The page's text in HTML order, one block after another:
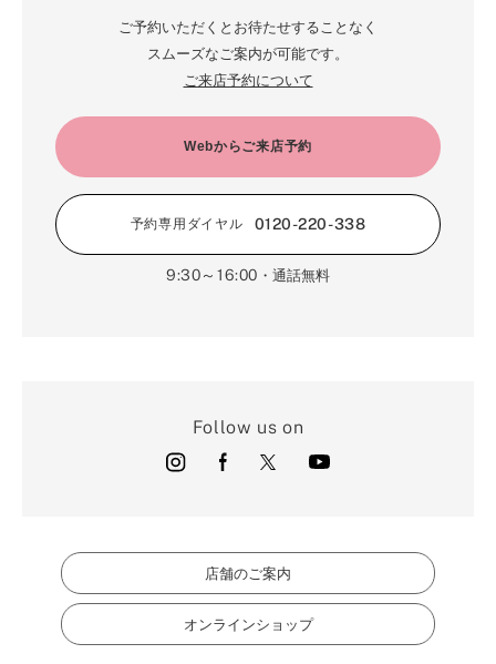
ご予約いただくとお待たせすることなく
スムーズなご案内が可能です。
ご来店予約について
Webからご来店予約
予約専用ダイヤル 0120-220-338
9:30～16:00 ・通話無料
Follow us on
店舗のご案内
オンラインショップ